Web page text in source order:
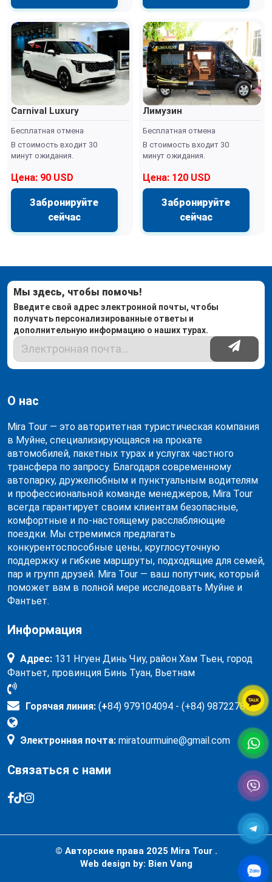
Carnival Luxury
Бесплатная отмена
В стоимость входит 30
минут ожидания.
Цена: 90 USD
Забронируйте
сейчас
Лимузин
Бесплатная отмена
В стоимость входит 30
минут ожидания.
Цена: 120 USD
Забронируйте
сейчас
Мы здесь, чтобы помочь!
Введите свой адрес электронной почты, чтобы
получать персонализированные ответы и
дополнительную информацию о наших турах.
О нас
Mira Tour — это авторитетная туристическая компания
в Муйне, специализирующаяся на прокате
автомобилей, пакетных турах и услугах частного
трансфера по запросу. Благодаря современному
автопарку, дружелюбным и пунктуальным водителям
и профессиональной команде менеджеров, Mira Tour
всегда гарантирует своим клиентам безопасные,
комфортные и по-настоящему расслабляющие
поездки. Мы стремимся предлагать
конкурентоспособные цены, круглосуточную
поддержку и гибкие маршруты, подходящие для семей,
пар и групп друзей. Mira Tour — ваш попутчик, который
поможет вам в полной мере исследовать Муйне и
Фантьет.
Информация
Адрес: 131 Нгуен Динь Чиу, район Хам Тьен, город
Фантьет, провинция Бинь Туан, Вьетнам
Горячая линия: (+84) 979104094 - (+84) 987227897
Электронная почта: miratourmuine@gmail.com
Связаться с нами
© Авторские права 2025 Mira Tour .
Web design by: Bien Vang